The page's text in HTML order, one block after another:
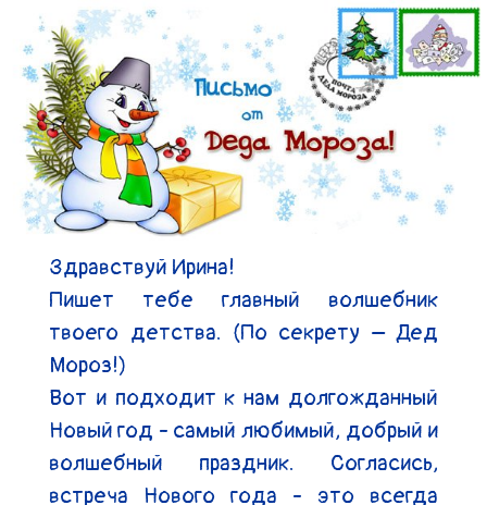
Здравствуй Ирина!
Пишет тебе главный волшебник
твоего детства. (По секрету – Дед
Мороз!)
Вот и подходит к нам долгожданный
Новый год - самый любимый, добрый и
волшебный праздник. Согласись,
встреча Нового года - это всегда